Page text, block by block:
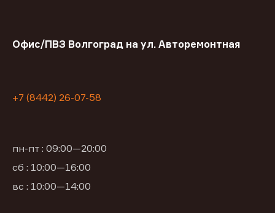
Офис/ПВЗ Волгоград на ул. Авторемонтная
+7 (8442) 26-07-58
пн-пт : 09:00—20:00
сб : 10:00—16:00
вс : 10:00—14:00